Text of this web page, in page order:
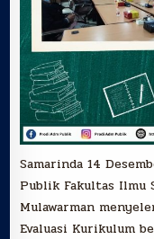
Samarinda 14
Publik Fakultas
Mulawarman
Evaluasi Kurikulum